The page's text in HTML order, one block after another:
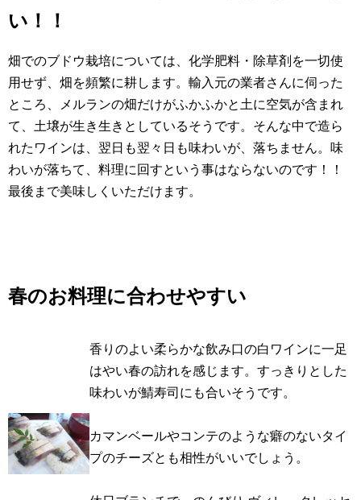
い！！
畑でのブドウ栽培については、化学肥料・除草剤を一切使
用せず、畑を頻繁に耕します。輸入元の業者さんに伺った
ところ、メルランの畑だけがふかふかと土に空気が含まれ
て、土壌が生き生きとしているそうです。そんな中で造ら
れたワインは、翌日も翌々日も味わいが、落ちません。味
わいが落ちて、料理に回すという事はならないのです！！
最後まで美味しくいただけます。
春のお料理に合わせやすい
香りのよい柔らかな飲み口の白ワインに一足
はやい春の訪れを感じます。すっきりとした
味わいが鯖寿司にも合いそうです。
カマンベールやコンテのような癖のないタイ
プのチーズとも相性がいいでしょう。